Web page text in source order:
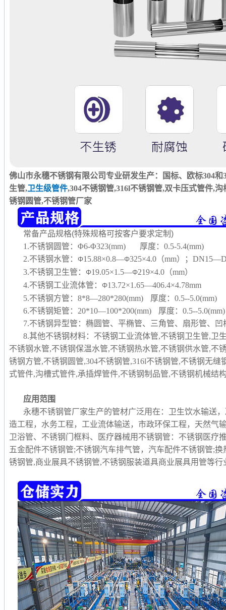
佛山市永穗不锈钢有限公司专业研发生产：国标、欧标304和
生管,卫生级管件,304不锈钢管,316l不锈钢管,双卡压式管件,
锈钢圆管,不锈钢管厂家
常备产品规格(特殊规格可按客户要求定制)
1.不锈钢圆管：Φ6-Φ323(mm) 厚度：0.5-5.4(mm)
2.不锈钢水管：Φ15.88×0.8—Φ325×4.0（mm）；
3.不锈钢卫生管：Φ19.05×1.5—Φ219×4.0（mm）
4.不锈钢工业流体管：Φ13.72×1.65—406.4×4.78mm
5.不锈钢方管：8*8—280*280(mm) 厚度：0.5--5.0(mm)
6.不锈钢矩管：20*10—100*200(mm) 厚度：0.5--5.0(mm)
7.不锈钢异型管：椭圆管、平椭管、三角管、扇形管、
8.其他不锈钢材料：不锈钢工业流体管,不锈钢卫生管,卫
不锈钢水管,不锈钢保温水管,不锈钢热水管,不锈钢供水管,不
锈钢方管,不锈钢圆管,304不锈钢管,316l不锈钢管,不锈钢无
式管件,沟槽式管件,承插焊管件,不锈钢制品管,不锈钢机械结
应用范围
永穗不锈钢管厂家生产的管材广泛用在：卫生饮水输送
造工程，水务工程，工业流体输送，市政环保工程，天然气
卫浴管、不锈钢门框料、医疗器械用不锈钢管：不锈钢医疗
五金配件不锈钢管;不锈钢汽车排气管，汽车配件不锈钢管;
锈钢管,商业展具不锈钢管,不锈钢服装道具商业展具用管等行